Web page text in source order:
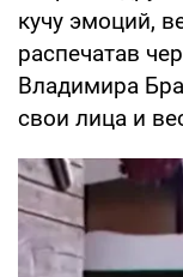
кучу эмоций,
распечатав
Владимира
свои лица и